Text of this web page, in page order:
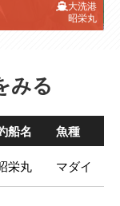
大洗港
昭栄丸
みる
船名 魚種
栄丸 マダイ